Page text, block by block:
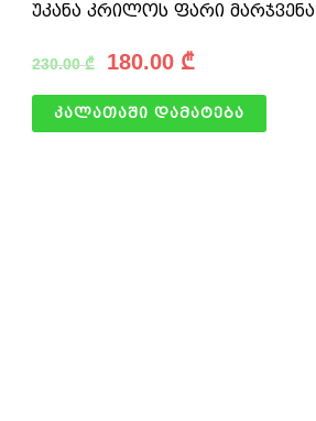
უკანა კრილოს ფარი მარჯვენა
230.00₾ 180.00 ₾
კალათაში დამატება